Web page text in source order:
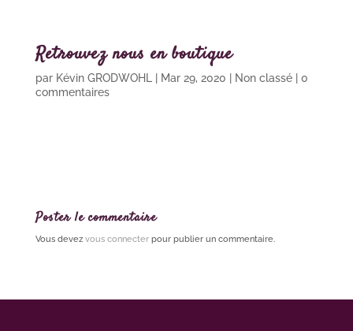
Retrouvez nous en boutique
par Kévin GRODWOHL Mar 29, 2020 Non classé| 0
commentaires
Poster le commentaire
Vous devez vous connecterpour publier un commentaire.